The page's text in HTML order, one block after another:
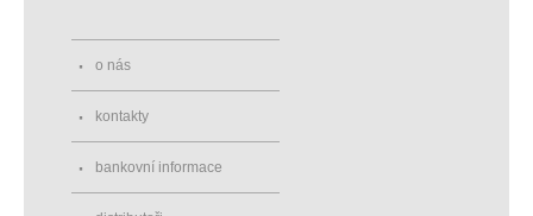
o nás
kontakty
bankovní informace